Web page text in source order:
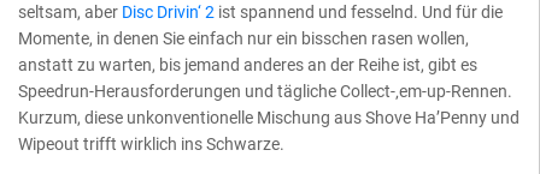
seltsam, aber Disc Drivin‘ 2 ist spannend und fesselnd. Und für die
Momente, in denen Sie einfach nur ein bisschen rasen wollen,
anstatt zu warten, bis jemand anderes an der Reihe ist, gibt es
Speedrun-Herausforderungen und tägliche Collect-‚em-up-Rennen.
Kurzum, diese unkonventionelle Mischung aus Shove Ha’Penny und
Wipeout trifft wirklich ins Schwarze.